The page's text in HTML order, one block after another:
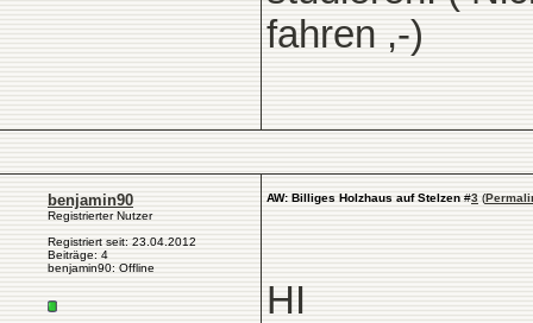
fahren ,-)
benjamin90
Registrierter Nutzer
Registriert seit: 23.04.2012
Beiträge: 4
benjamin90: Offline
AW: Billiges Holzhaus auf Stelzen #3 (
HI